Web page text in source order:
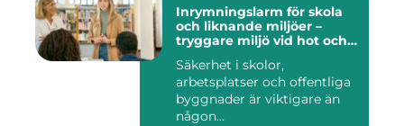
Inrymningslarm för skola
och liknande miljöer –
tryggare miljö vid hot och
Säkerhet i skolor,
arbetsplatser och offentliga
byggnader är viktigare än
någon...